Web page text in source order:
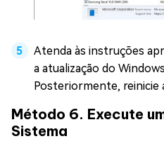
Atenda às instruções
a atualização do
Posteriormente, reinicie
Método 6. Execute
Sistema